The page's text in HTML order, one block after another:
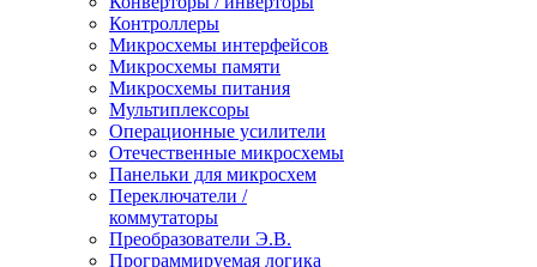
Контроллеры
Микросхемы интерфейсов
Микросхемы памяти
Микросхемы питания
Мультиплексоры
Операционные усилители
Отечественные микросхемы
Панельки для микросхем
Переключатели /
коммутаторы
Преобразователи Э.В.
Программируемая логика